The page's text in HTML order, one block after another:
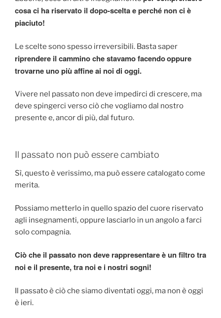
cosa ci ha riservato il dopo-scelta e perché non ci è
piaciuto!
Le scelte sono spesso irreversibili. Basta saper
riprendere il cammino che stavamo facendooppure
trovarne uno più affine ai noi di oggi.
Vivere nel passato non deve impedirci di crescere, ma
deve spingerci verso ciò che vogliamo dal nostro
presente e, ancor di più, dal futuro.
Il passato non può essere cambiato
Sì, questo è verissimo, ma può essere catalogato come
merita.
Possiamo metterlo in quello spazio del cuore riservato
agli insegnamenti, oppure lasciarlo in un angolo a farci
solo compagnia.
Ciò che il passato non deve rappresentare è un filtro tra
noi e il presente, tra noi e i nostri sogni!
Il passato è ciò che siamo diventati oggi, ma non è oggi
è ieri.